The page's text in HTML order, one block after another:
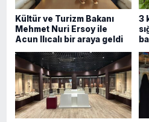
Kültür ve Turizm Bakanı
Mehmet Nuri Ersoy ile
Acun Ilıcalı bir araya geldi
3